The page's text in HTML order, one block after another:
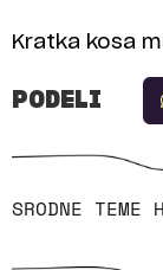
Kratka kosa
PODELI
SRODNE TEME